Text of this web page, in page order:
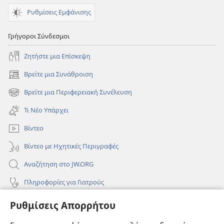
Ρυθμίσεις Απορρήτου
Ρυθμίσεις Εμφάνισης
Γρήγοροι Σύνδεσμοι
Ζητήστε μια Επίσκεψη
Βρείτε μια Συνάθροιση
(ανοίγει
νέο
παράθυρο)
Βρείτε μια Περιφερειακή Συνέλευση
(ανοίγει
νέο
παράθυρο)
Τι Νέο Υπάρχει
Βίντεο
Βίντεο με Ηχητικές Περιγραφές
Αναζήτηση στο JW.ORG
Πληροφορίες για Γιατρούς
Πληροφορίες για Επίσημους Φορείς και ΜΜΕ